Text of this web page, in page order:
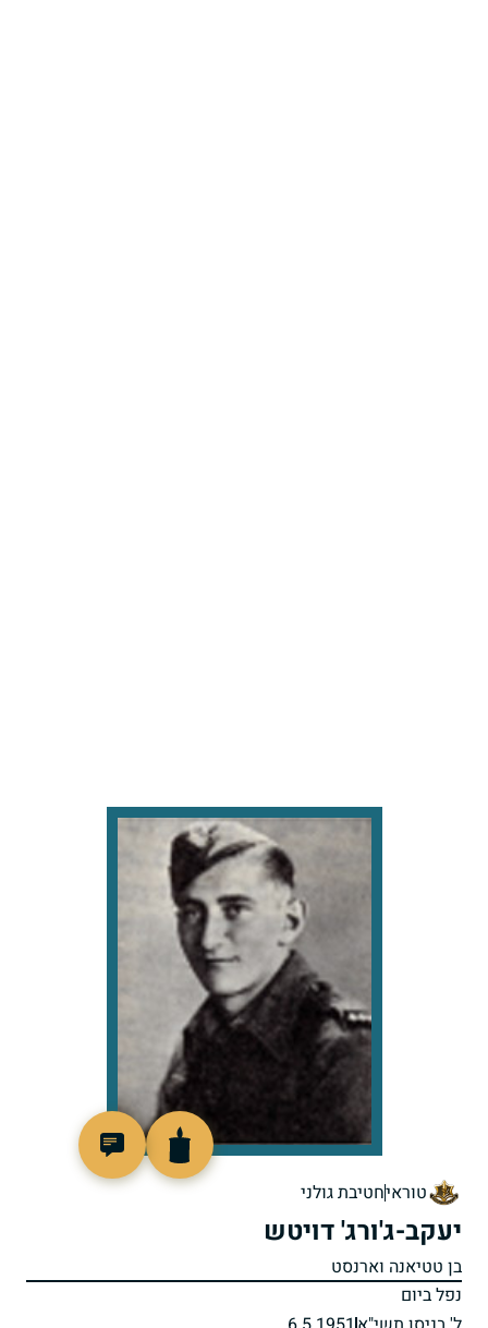
טוראיחטיבת גולני
יעקב-ג'ורג' דויטש
בן טטיאנה וארנסט
נפל ביום